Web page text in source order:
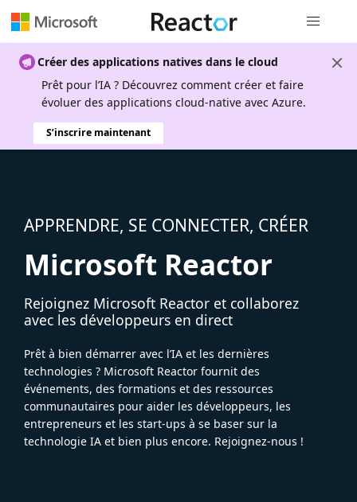
Créer des applications natives dans le cloud
Prêt pour l’IA ? Découvrez comment créer et faire
évoluer des applications cloud-native avec Azure.
S’inscrire maintenant
APPRENDRE, SE CONNECTER, CRÉER
Microsoft Reactor
Rejoignez Microsoft Reactor et collaborez
avec les développeurs en direct
Prêt à bien démarrer avec l’IA et les dernières
technologies ? Microsoft Reactor fournit des
événements, des formations et des ressources
communautaires pour aider les développeurs, les
entrepreneurs et les start-ups à se baser sur la
technologie IA et bien plus encore. Rejoignez-nous !